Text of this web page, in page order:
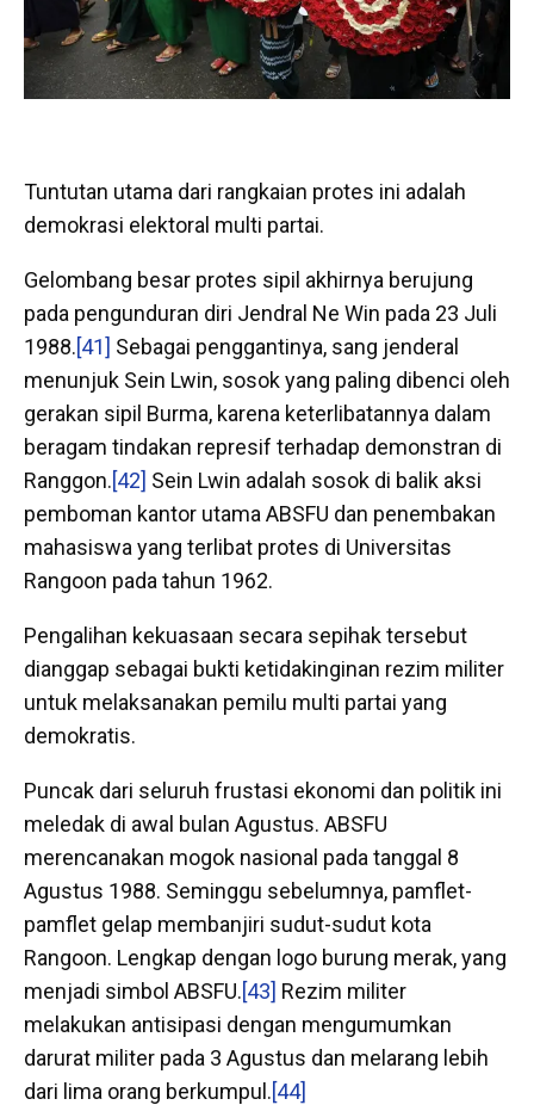
Tuntutan utama dari rangkaian protes ini adalah
demokrasi elektoral multi partai.
Gelombang besar protes sipil akhirnya berujung
pada pengunduran diri Jendral Ne Win pada 23 Juli
1988.[41] Sebagai penggantinya, sang jenderal
menunjuk Sein Lwin, sosok yang paling dibenci oleh
gerakan sipil Burma, karena keterlibatannya dalam
beragam tindakan represif terhadap demonstran di
Ranggon.[42] Sein Lwin adalah sosok di balik aksi
pemboman kantor utama ABSFU dan penembakan
mahasiswa yang terlibat protes di Universitas
Rangoon pada tahun 1962.
Pengalihan kekuasaan secara sepihak tersebut
dianggap sebagai bukti ketidakinginan rezim militer
untuk melaksanakan pemilu multi partai yang
demokratis.
Puncak dari seluruh frustasi ekonomi dan politik ini
meledak di awal bulan Agustus. ABSFU
merencanakan mogok nasional pada tanggal 8
Agustus 1988. Seminggu sebelumnya, pamflet-
pamflet gelap membanjiri sudut-sudut kota
Rangoon. Lengkap dengan logo burung merak, yang
menjadi simbol ABSFU.[43] Rezim militer
melakukan antisipasi dengan mengumumkan
darurat militer pada 3 Agustus dan melarang lebih
dari lima orang berkumpul.[44]